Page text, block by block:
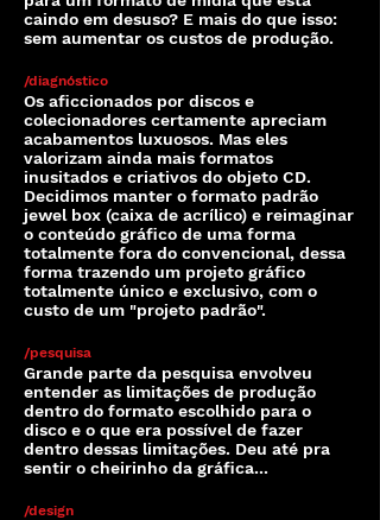
caindo em desuso? E mais do que isso:
sem aumentar os custos de produção.
/diagnóstico
Os aficcionados por discos e
colecionadores certamente apreciam
acabamentos luxuosos. Mas eles
valorizam ainda mais formatos
inusitados e criativos do objeto CD.
Decidimos manter o formato padrão
jewel box (caixa de acrílico) e reimaginar
o conteúdo gráfico de uma forma
totalmente fora do convencional, dessa
forma trazendo um projeto gráfico
totalmente único e exclusivo, com o
custo de um "projeto padrão".
/pesquisa
Grande parte da pesquisa envolveu
entender as limitações de produção
dentro do formato escolhido para o
disco e o que era possível de fazer
dentro dessas limitações. Deu até pra
sentir o cheirinho da gráfica...
/design